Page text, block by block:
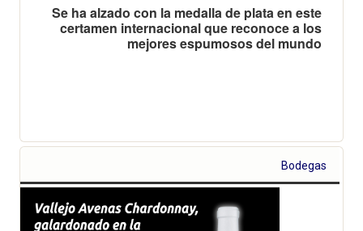
Se ha alzado con la medalla de plata en este
certamen internacional que reconoce a los
mejores espumosos del mundo
Bodegas